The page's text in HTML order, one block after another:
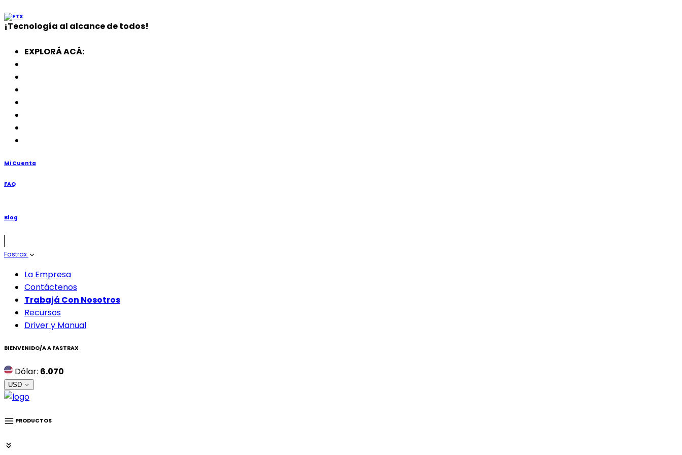
¡Tecnología al alcance de todos!
EXPLORÁ ACÁ:
Mi Cuenta
FAQ
Blog
Fastrax
La Empresa
Contáctenos
Trabajá Con Nosotros
Recursos
Driver y Manual
BIENVENIDO/A A FASTRAX
Dólar: 6.070
USD
PRODUCTOS